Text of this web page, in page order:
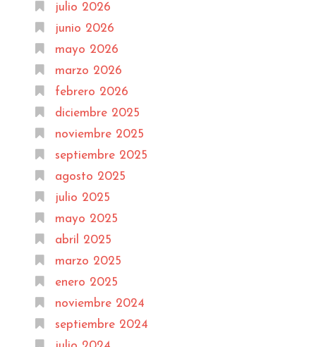
julio 2026
junio 2026
mayo 2026
marzo 2026
febrero 2026
diciembre 2025
noviembre 2025
septiembre 2025
agosto 2025
julio 2025
mayo 2025
abril 2025
marzo 2025
enero 2025
noviembre 2024
septiembre 2024